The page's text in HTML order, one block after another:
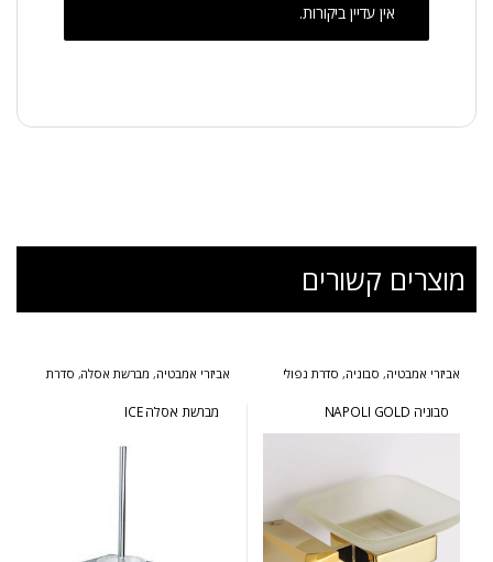
אין עדיין ביקורות.
מוצרים קשורים
אביזרי אמבטיה, סבוניה, סדרת נפולי
סבוניה NAPOLI GOLD
אביזרי אמבטיה, מברשת אסלה, סדרת
מברשת אסלה ICE